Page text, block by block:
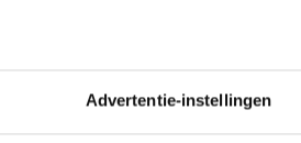
Advertentie-instellingen